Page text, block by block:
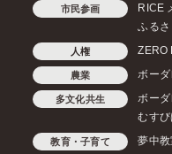
市民参画 RICE
ふる
人権 ZERO
農業 ボー
多文化共生 ボー
むすび
教育・子育て 夢中教